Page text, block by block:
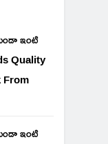
ఇంటి
Quality
ఇంటి